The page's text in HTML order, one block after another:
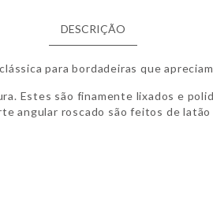
DESCRIÇÃO
para bordadeiras que
Estes são finamente lixados e
angular roscado são feitos de